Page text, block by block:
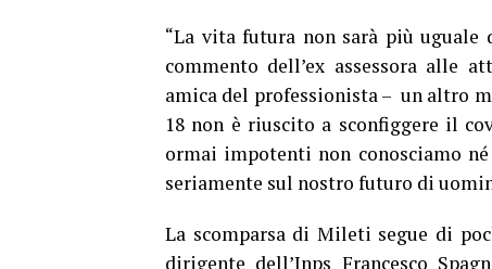
“La vita futura non sarà più uguale
commento dell’ex assessora alle
amica del professionista – un altro
18 non è riuscito a sconfiggere il
ormai impotenti non conosciamo
seriamente sul nostro futuro di
La scomparsa di Mileti segue di
dirigente dell’Inps Francesco